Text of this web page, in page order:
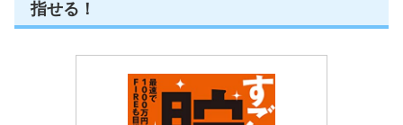
指せる！